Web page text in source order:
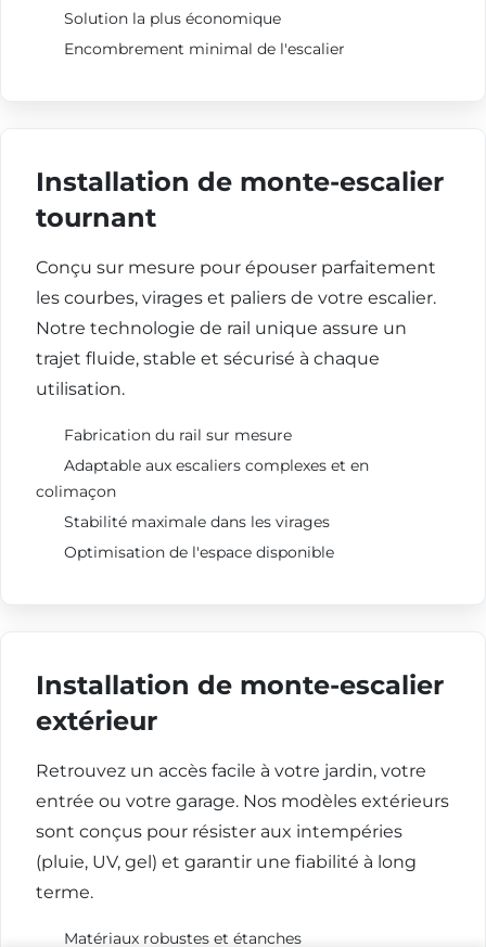
Solution la plus économique
Encombrement minimal de l'escalier
Installation de monte-escalier
tournant
Conçu sur mesure pour épouser parfaitement
les courbes, virages et paliers de votre escalier.
Notre technologie de rail unique assure un
trajet fluide, stable et sécurisé à chaque
utilisation.
Fabrication du rail sur mesure
Adaptable aux escaliers complexes et en
colimaçon
Stabilité maximale dans les virages
Optimisation de l'espace disponible
Installation de monte-escalier
extérieur
Retrouvez un accès facile à votre jardin, votre
entrée ou votre garage. Nos modèles extérieurs
sont conçus pour résister aux intempéries
(pluie, UV, gel) et garantir une fiabilité à long
terme.
Matériaux robustes et étanches
Besoin d'un
monte-escalier ?